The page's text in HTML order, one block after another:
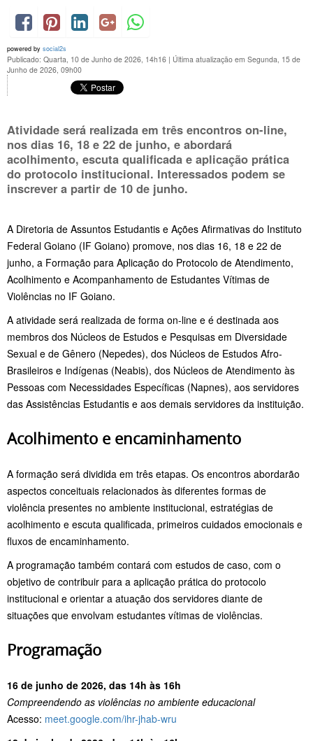
powered by social2s
Publicado: Quarta, 10 de Junho de 2026, 14h16 | Última atualização em Segunda, 15 de
Junho de 2026, 09h00
Atividade será realizada em três encontros on-line,
nos dias 16, 18 e 22 de junho, e abordará
acolhimento, escuta qualificada e aplicação prática
do protocolo institucional. Interessados podem se
inscrever a partir de 10 de junho.
A Diretoria de Assuntos Estudantis e Ações Afirmativas do Instituto
Federal Goiano (IF Goiano) promove, nos dias 16, 18 e 22 de
junho, a Formação para Aplicação do Protocolo de Atendimento,
Acolhimento e Acompanhamento de Estudantes Vítimas de
Violências no IF Goiano.
A atividade será realizada de forma on-line e é destinada aos
membros dos Núcleos de Estudos e Pesquisas em Diversidade
Sexual e de Gênero (Nepedes), dos Núcleos de Estudos Afro-
Brasileiros e Indígenas (Neabis), dos Núcleos de Atendimento às
Pessoas com Necessidades Específicas (Napnes), aos servidores
das Assistências Estudantis e aos demais servidores da instituição.
Acolhimento e encaminhamento
A formação será dividida em três etapas. Os encontros abordarão
aspectos conceituais relacionados às diferentes formas de
violência presentes no ambiente institucional, estratégias de
acolhimento e escuta qualificada, primeiros cuidados emocionais e
fluxos de encaminhamento.
A programação também contará com estudos de caso, com o
objetivo de contribuir para a aplicação prática do protocolo
institucional e orientar a atuação dos servidores diante de
situações que envolvam estudantes vítimas de violências.
Programação
16 de junho de 2026, das 14h às 16h
Compreendendo as violências no ambiente educacional
Acesso: meet.google.com/ihr-jhab-wru